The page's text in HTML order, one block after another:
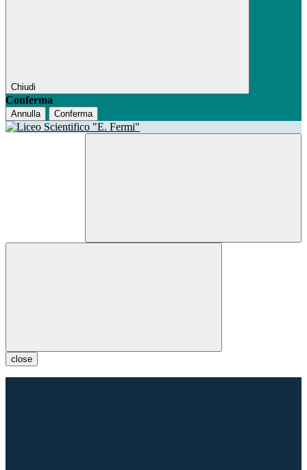
Chiudi
Conferma
Annulla Conferma
close